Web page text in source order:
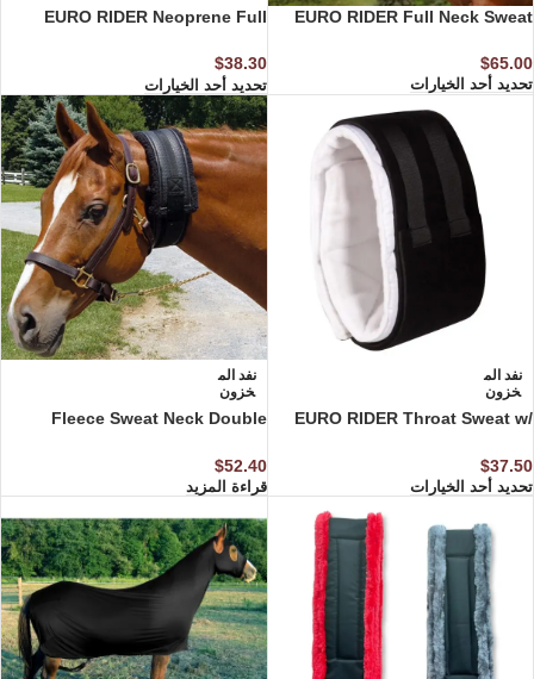
EURO RIDER Full Neck Sweat
$65.00
تحديد أحد الخيارات
EURO RIDER Neoprene Full
$38.30
تحديد أحد الخيارات
نفد الم
خزون
EURO RIDER Throat Sweat w/
$37.50
تحديد أحد الخيارات
نفد الم
خزون
Fleece Sweat Neck Double
$52.40
قراءة المزيد